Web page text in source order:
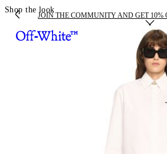
JOIN THE COMMUNITY AND GET 10%
Shop the look